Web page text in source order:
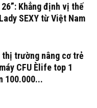
26”: Khẳng định vị thế
SEXY từ Việt Nam
thị trường nâng cơ trẻ
CFU Èlife top 1
100.000...